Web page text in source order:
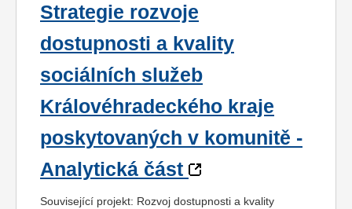
Strategie rozvoje
dostupnosti a kvality
sociálních služeb
Královéhradeckého kraje
poskytovaných v komunitě -
Analytická část
Související projekt: Rozvoj dostupnosti a kvality